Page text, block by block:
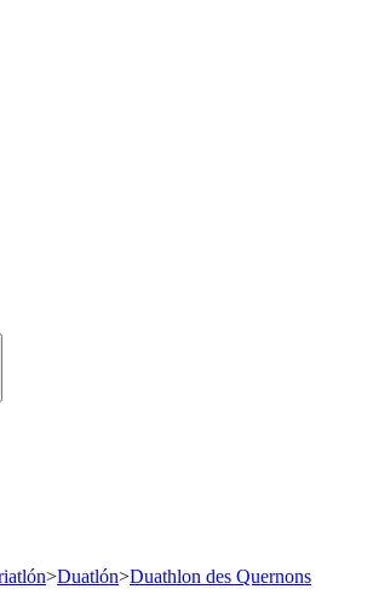
>Duatlón>Duathlon des Quernons